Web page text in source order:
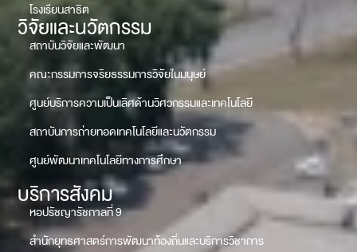
โรงเรียนสาธิต
วิจัยและนวัตกรรม
สถาบันวิจัยและพัฒนา
คณะกรรมการจริยธรรมการวิจัยในมนุษย์
ศูนย์บริการความเป็นเลิศด้านวิศวกรรมและเทคโนโลยี
สถาบันการถ่ายทอดเทคโนโลยีและนวัตกรรม
ศูนย์พัฒนาเทคโนโลยีทางการศึกษา
บริการสังคม
หอปรัชญารัชกาลที่ 9
สำนักยุทธศาสตร์การพัฒนาท้องถิ่นและบริการวิชาการ